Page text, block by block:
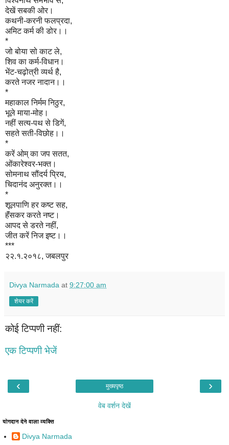
देखें सबकी ओर।
कथनी-करनी फलप्रदा,
अमिट कर्म की डोर।।
*
जो बोया सो काट ले,
शिव का कर्म-विधान।
भेंट-चढ़ोत्री व्यर्थ है,
करते नजर नादान।।
*
महाकाल निर्मम निठुर,
भूले माया-मोह।
नहीं सत्य-पथ से डिगें,
सहते सती-विछोह।।
*
करें ओम् का जप सतत,
ओंकारेश्वर-भक्त।
सोमनाथ सौंदर्य प्रिय,
चिदानंद अनुरक्त।।
*
शूलपाणि हर कष्ट सह,
हॅंसकर करते नष्ट।
आपद से डरते नहीं,
जीत करें निज इष्ट।।
***
२२.१.२०१८, जबलपुर
Divya Narmada at 9:27:00 am
शेयर करें
कोई टिप्पणी नहीं:
एक टिप्पणी भेजें
‹ ›
मुख्यपृष्ठ
वेब वर्शन देखें
योगदान देने वाला व्यक्ति
Divya Narmada